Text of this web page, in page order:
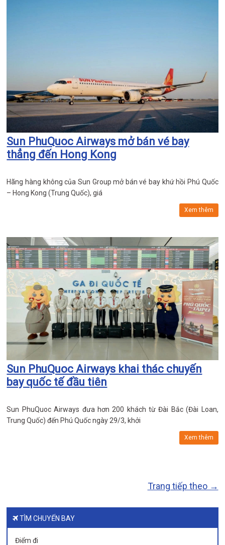
Sun PhuQuoc Airways mở bán vé bay
thẳng đến Hong Kong
Hãng hàng không của Sun Group mở bán vé bay khứ hồi Phú Quốc
– Hong Kong (Trung Quốc), giá
Xem thêm
Sun PhuQuoc Airways khai thác chuyến
bay quốc tế đầu tiên
Sun PhuQuoc Airways đưa hơn 200 khách từ Đài Bắc (Đài Loan,
Trung Quốc) đến Phú Quốc ngày 29/3, khởi
Xem thêm
Trang tiếp theo →
TÌM CHUYẾN BAY
Điểm đi